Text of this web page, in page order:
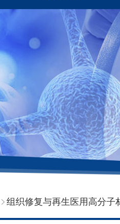
组织修复与再生医用高分子